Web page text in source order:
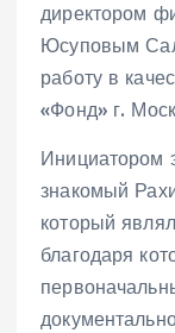
директором
Юсуповым
работу в
«Фонд» г.
Инициатором
знакомый
который
благодаря